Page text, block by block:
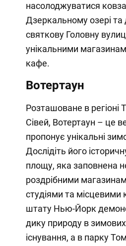
насолоджуватися
Дзеркальному озері та
святкову Головну
унікальними
кафе.
Вотертаун
Розташоване в регіоні
Сівей, Вотертаун – це
пропонує унікальні
Дослідіть його
площу, яка заповнена
роздрібними
студіями та місцевими
штату Нью-Йорк
дику природу в
існування, а в парку